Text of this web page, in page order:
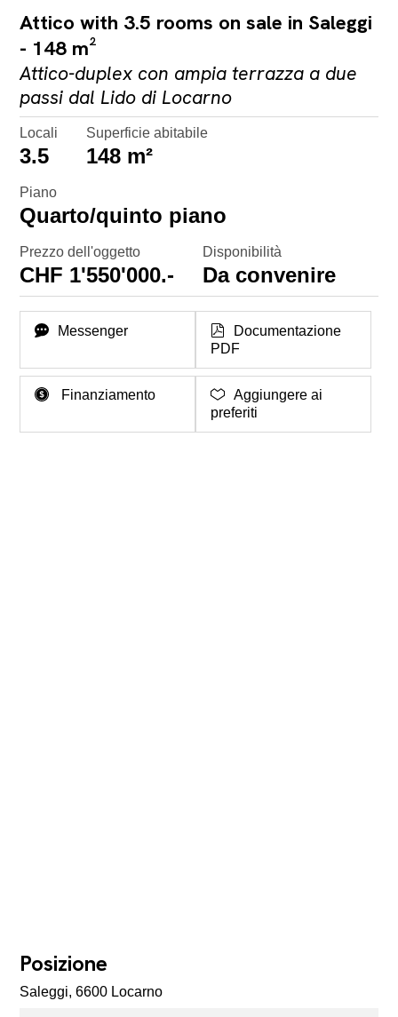
Attico with 3.5 rooms on sale in Saleggi
- 148 m²
Attico-duplex con ampia terrazza a due
passi dal Lido di Locarno
Locali
3.5
Superficie abitabile
148 m²
Piano
Quarto/quinto piano
Prezzo dell'oggetto
CHF 1'550'000.-
Disponibilità
Da convenire
Messenger
Documentazione
PDF
Finanziamento
Aggiungere ai
preferiti
Posizione
Saleggi, 6600 Locarno